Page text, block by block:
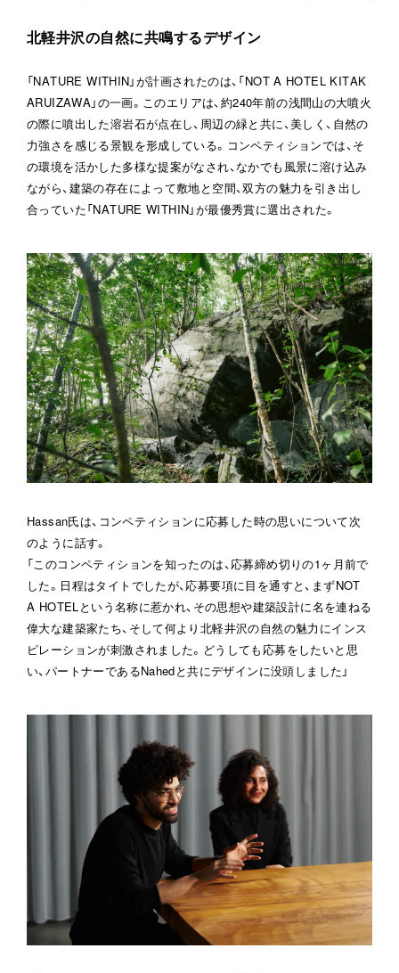
北軽井沢の自然に共鳴するデザイン
「NATURE WITHIN」が計画されたのは、「NOT A HOTEL KITAK
ARUIZAWA」の一画。このエリアは、約240年前の浅間山の大噴火
の際に噴出した溶岩石が点在し、周辺の緑と共に、美しく、自然の
力強さを感じる景観を形成している。コンペティションでは、そ
の環境を活かした多様な提案がなされ、なかでも風景に溶け込み
ながら、建築の存在によって敷地と空間、双方の魅力を引き出し
合っていた「NATURE WITHIN」が最優秀賞に選出された。
Hassan氏は、コンペティションに応募した時の思いについて次
のように話す。
「このコンペティションを知ったのは、応募締め切りの1ヶ月前で
した。日程はタイトでしたが、応募要項に目を通すと、まずNOT
A HOTELという名称に惹かれ、その思想や建築設計に名を連ねる
偉大な建築家たち、そして何より北軽井沢の自然の魅力にインス
ピレーションが刺激されました。どうしても応募をしたいと思
い、パートナーであるNahedと共にデザインに没頭しました」